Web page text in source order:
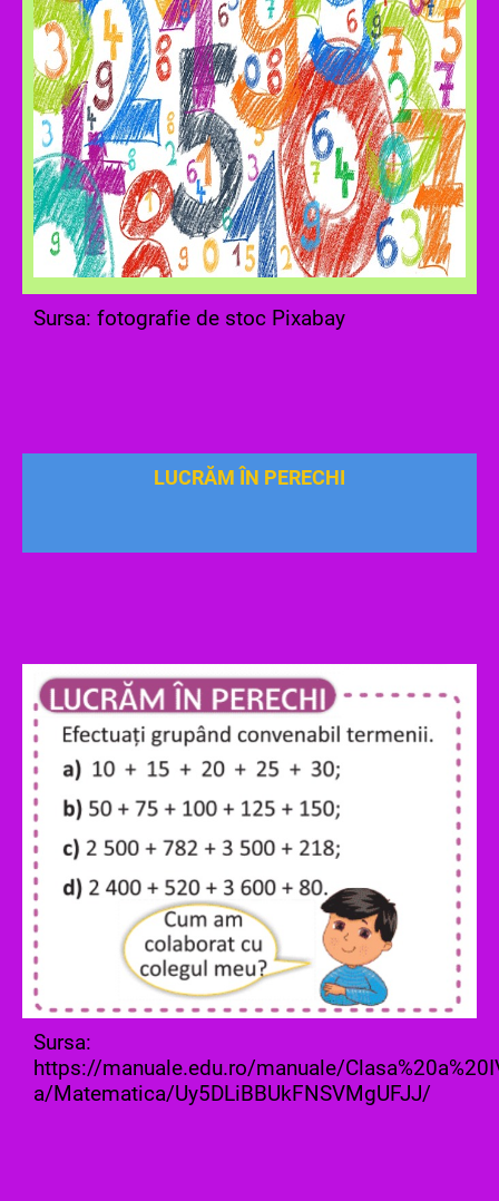
Sursa: fotografie de stoc Pixabay
LUCRĂM ÎN PERECHI
Sursa:
https://manuale.edu.ro/manuale/
a/Matematica/Uy5DLiBBUkFNSVMgUFJJ/